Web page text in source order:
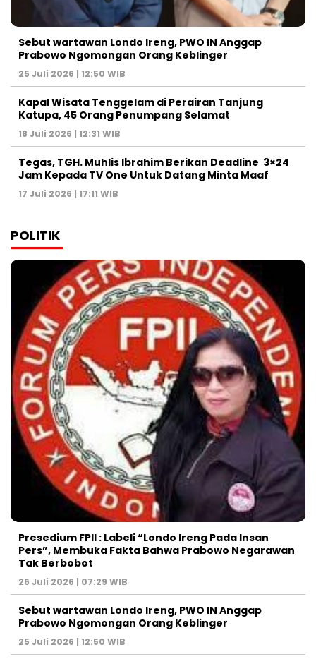
Sebut wartawan Londo Ireng, PWO IN Anggap
Prabowo Ngomongan Orang Keblinger
25 Juli 2026 | 12:50 WIB
Kapal Wisata Tenggelam di Perairan Tanjung
Katupa, 45 Orang Penumpang Selamat
18 Juli 2026 | 12:31 WIB
Tegas, TGH. Muhlis Ibrahim Berikan Deadline 3×24
Jam Kepada TV One Untuk Datang Minta Maaf
17 Juli 2026 | 17:11 WIB
POLITIK
Presedium FPII : Labeli “Londo Ireng Pada Insan
Pers”, Membuka Fakta Bahwa Prabowo Negarawan
Tak Berbobot
26 Juli 2026 | 07:29 WIB
Sebut wartawan Londo Ireng, PWO IN Anggap
Prabowo Ngomongan Orang Keblinger
25 Juli 2026 | 12:50 WIB